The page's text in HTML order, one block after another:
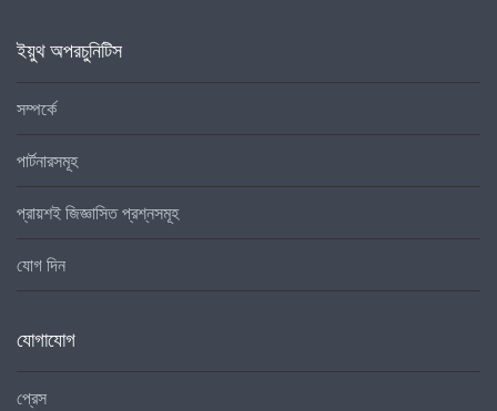
ইয়ুথ অপরচুনিটিস
সম্পর্কে
পার্টনারসমূহ
প্রায়শই জিজ্ঞাসিত প্রশ্নসমূহ
যোগ দিন
যোগাযোগ
প্রেস